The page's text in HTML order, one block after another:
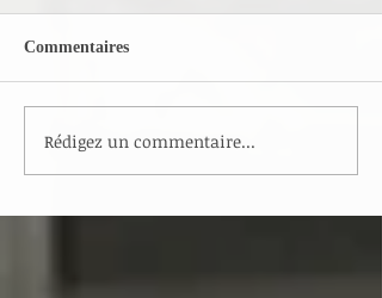
Commentaires
Rédigez un commentaire...